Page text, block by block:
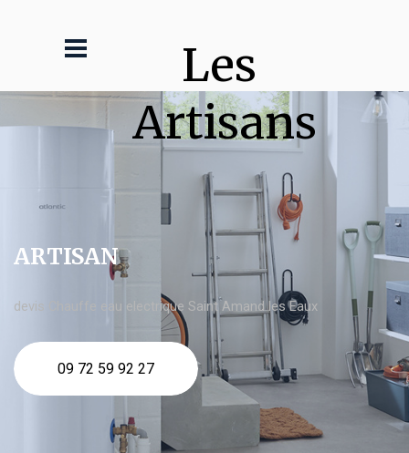
Les
Artisans
ARTISAN
devis Chauffe eau electrique Saint Amand les Eaux
09 72 59 92 27